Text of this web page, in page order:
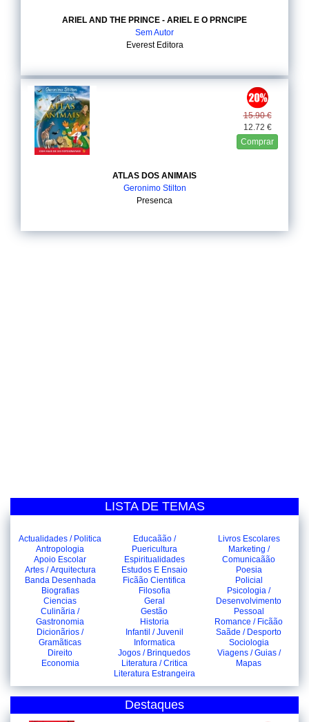
ARIEL AND THE PRINCE - ARIEL E O PRNCIPE
Sem Autor
Everest Editora
15.90 €
12.72 €
Comprar
ATLAS DOS ANIMAIS
Geronimo Stilton
Presenca
LISTA DE TEMAS
Actualidades / Politica
Antropologia
Apoio Escolar
Artes / Arquitectura
Banda Desenhada
Biografias
Ciencias
Culinãria /
Gastronomia
Dicionãrios /
Gramãticas
Direito
Economia
Educaãão /
Puericultura
Espiritualidades
Estudos E Ensaio
Ficãão Cientifica
Filosofia
Geral
Gestão
Historia
Infantil / Juvenil
Informatica
Jogos / Brinquedos
Literatura / Critica
Literatura Estrangeira
Livros Escolares
Marketing /
Comunicaãão
Poesia
Policial
Psicologia /
Desenvolvimento
Pessoal
Romance / Ficãão
Saãde / Desporto
Sociologia
Viagens / Guias /
Mapas
Destaques